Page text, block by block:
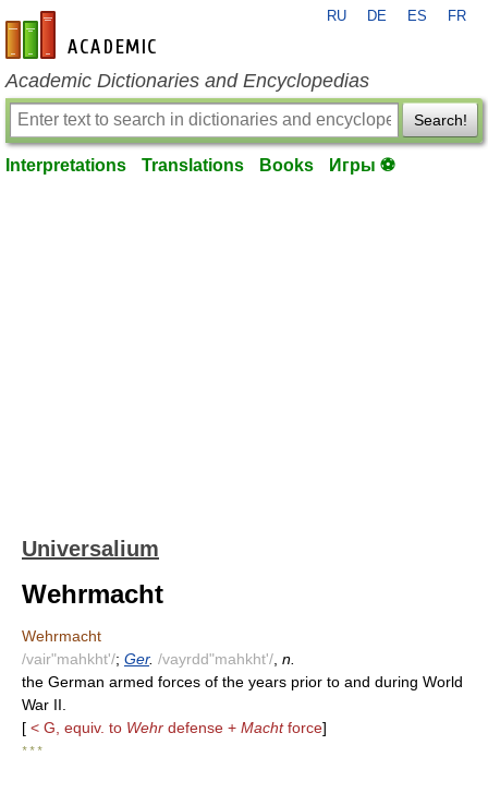
en-academic.com
RU DE ES FR
Academic Dictionaries and Encyclopedias
Search!
Interpretations Translations Books Игры ⚽
Universalium
Wehrmacht
Wehrmacht
/vair"mahkht'/; Ger. /vayrdd"mahkht'/ n.
the German armed forces of the years prior to and during World
War II.
[ < G, equiv. to Wehr defense + Machtforce]
* * *